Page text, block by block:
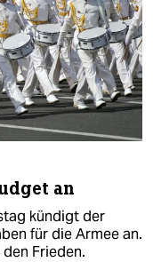
an
kündigt der
für die Armee an.
Frieden.